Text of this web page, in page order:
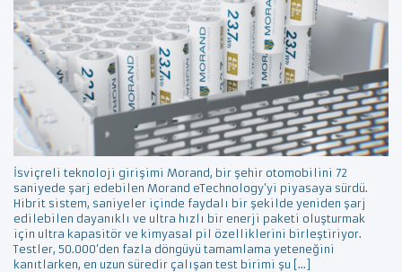
İsviçreli teknoloji girişimi Morand, bir şehir otomobilini 72
saniyede şarj edebilen Morand eTechnology’yi piyasaya sürdü.
Hibrit sistem, saniyeler içinde faydalı bir şekilde yeniden şarj
edilebilen dayanıklı ve ultra hızlı bir enerji paketi oluşturmak
için ultra kapasitör ve kimyasal pil özelliklerini birleştiriyor.
Testler, 50.000’den fazla döngüyü tamamlama yeteneğini
kanıtlarken, en uzun süredir çalışan test birimi şu […]